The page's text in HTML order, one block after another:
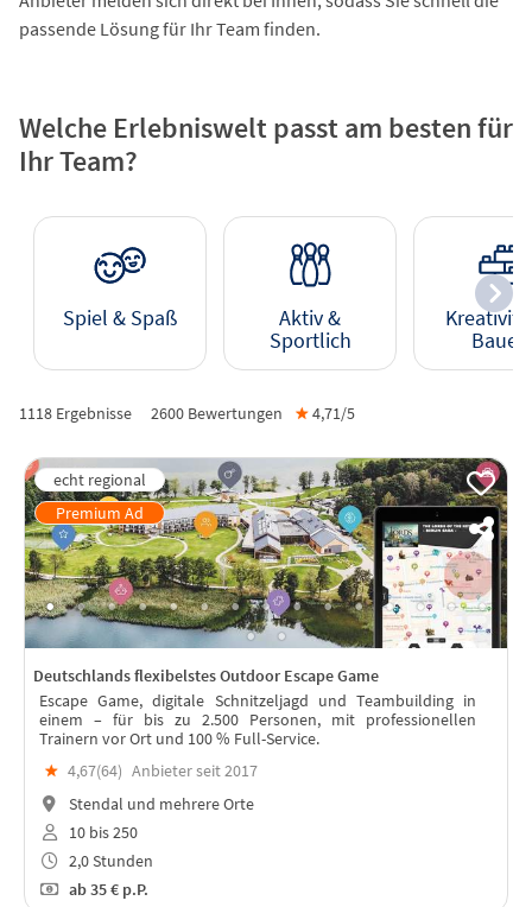
passende Lösung für Ihr Team finden.
Welche Erlebniswelt passt am besten für
Ihr Team?
Spiel & Spaß
Aktiv &
Sportlich
Bauen
1118 Ergebnisse 2600 Bewertungen ★4,71/5
Deutschlands flexibelstes Outdoor Escape Game
Escape Game, digitale Schnitzeljagd und Teambuilding in
einem – für bis zu 2.500 Personen, mit professionellen
Trainern vor Ort und 100 % Full-Service.
★ 4,67(64) Anbieter seit 2017
Stendal und mehrere Orte
10 bis 250
2,0 Stunden
ab35 € p.P.